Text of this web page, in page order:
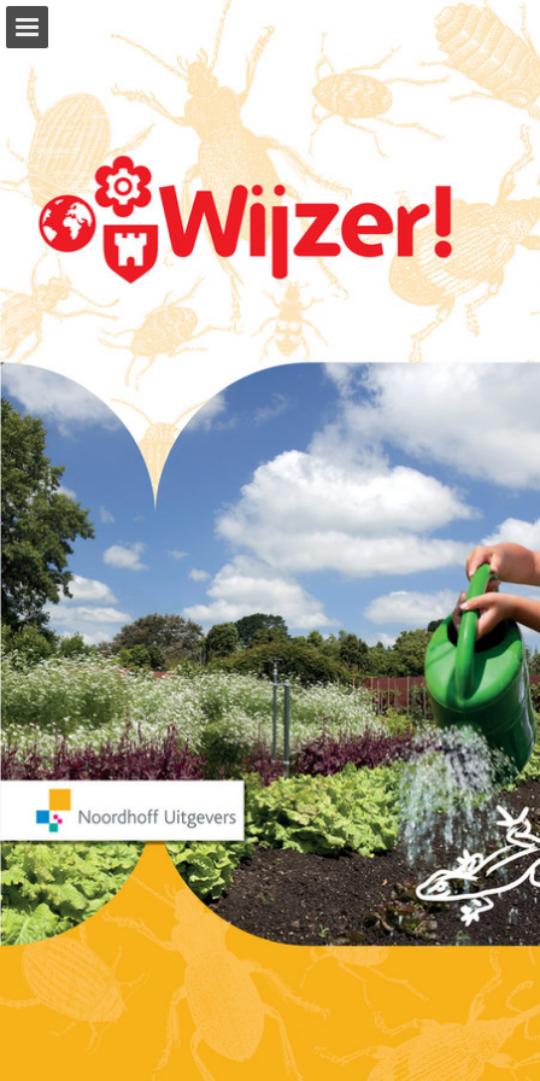
Pagina overzicht
Volledig scherm
Download PDF
Zoeken